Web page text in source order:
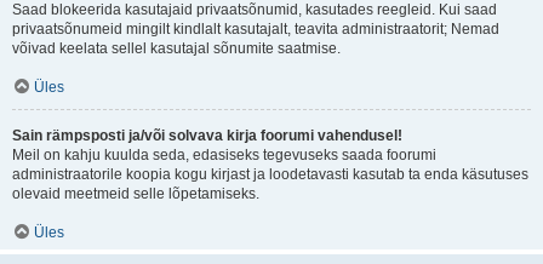
Saad blokeerida kasutajaid privaatsõnumid, kasutades reegleid. Kui saad
privaatsõnumeid mingilt kindlalt kasutajalt, teavita administraatorit; Nemad
võivad keelata sellel kasutajal sõnumite saatmise.
Üles
Sain rämpsposti ja/või solvava kirja foorumi vahendusel!
Meil on kahju kuulda seda, edasiseks tegevuseks saada foorumi
administraatorile koopia kogu kirjast ja loodetavasti kasutab ta enda käsutuses
olevaid meetmeid selle lõpetamiseks.
Üles